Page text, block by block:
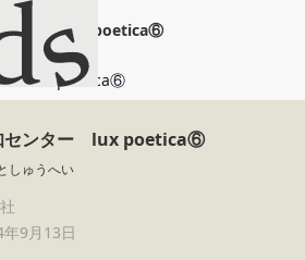
ンター lux poetica⑥
ー lux poetica⑥
センター lux poetica⑥
しゅうへい
9月13日